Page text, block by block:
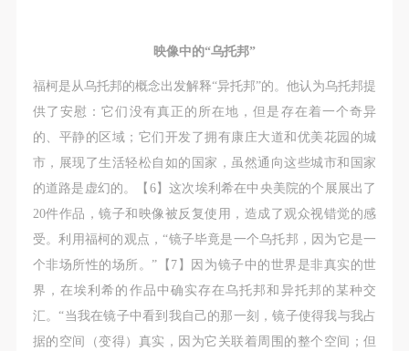
映像中的“乌托邦”
福柯是从乌托邦的概念出发解释“异托邦”的。他认为乌托邦提
供了安慰：它们没有真正的所在地，但是存在着一个奇异
的、平静的区域；它们开发了拥有康庄大道和优美花园的城
市，展现了生活轻松自如的国家，虽然通向这些城市和国家
的道路是虚幻的。【6】这次埃利希在中央美院的个展展出了
20件作品，镜子和映像被反复使用，造成了观众视错觉的感
受。利用福柯的观点，“镜子毕竟是一个乌托邦，因为它是一
个非场所性的场所。”【7】因为镜子中的世界是非真实的世
界，在埃利希的作品中确实存在乌托邦和异托邦的某种交
汇。“当我在镜子中看到我自己的那一刻，镜子使得我与我占
据的空间（变得）真实，因为它关联着周围的整个空间；但